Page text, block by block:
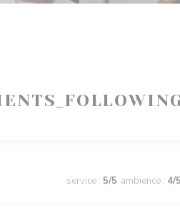
service : 5/5 ambience : 4/5